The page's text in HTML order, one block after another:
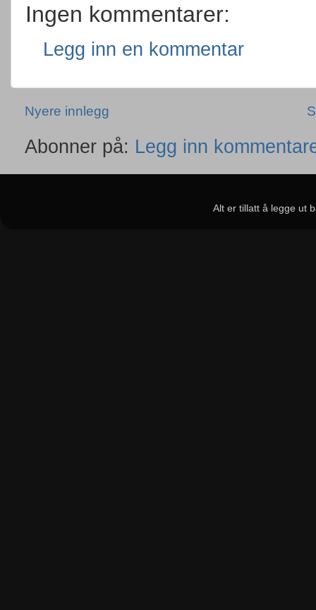
Ingen kommentarer:
Legg inn en kommentar
Nyere innlegg
Abonner på: Legg inn
Alt er tillatt å legge ut